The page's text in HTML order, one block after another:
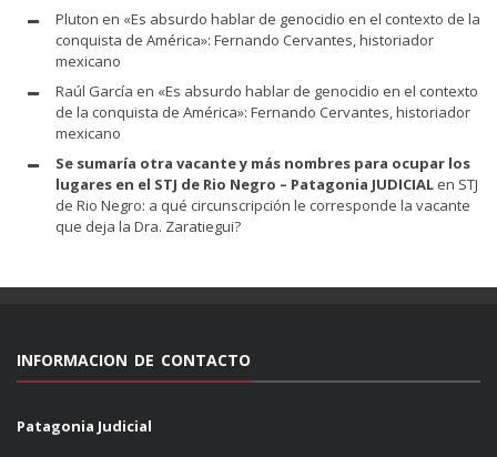
Pluton en «Es absurdo hablar de genocidio en el contexto de la
conquista de América»: Fernando Cervantes, historiador
mexicano
Raúl García en «Es absurdo hablar de genocidio en el contexto
de la conquista de América»: Fernando Cervantes, historiador
mexicano
Se sumaría otra vacante y más nombres para ocupar los
lugares en el STJ de Rio Negro – Patagonia JUDICIAL en STJ
de Rio Negro: a qué circunscripción le corresponde la vacante
que deja la Dra. Zaratiegui?
INFORMACION DE CONTACTO
Patagonia Judicial